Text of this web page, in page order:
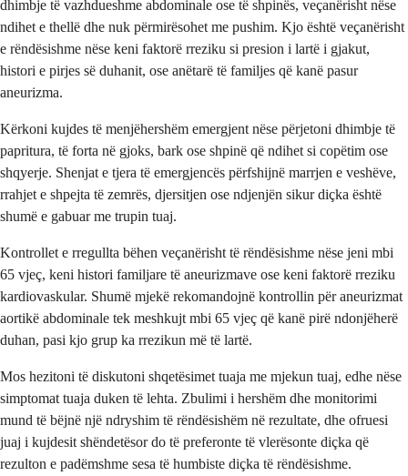
dhimbje të vazhdueshme abdominale ose të shpinës, veçanërisht nëse
ndihet e thellë dhe nuk përmirësohet me pushim. Kjo është veçanërisht
e rëndësishme nëse keni faktorë rreziku si presion i lartë i gjakut,
histori e pirjes së duhanit, ose anëtarë të familjes që kanë pasur
aneurizma.
Kërkoni kujdes të menjëhershëm emergjent nëse përjetoni dhimbje të
papritura, të forta në gjoks, bark ose shpinë që ndihet si copëtim ose
shqyerje. Shenjat e tjera të emergjencës përfshijnë marrjen e veshëve,
rrahjet e shpejta të zemrës, djersitjen ose ndjenjën sikur diçka është
shumë e gabuar me trupin tuaj.
Kontrollet e rregullta bëhen veçanërisht të rëndësishme nëse jeni mbi
65 vjeç, keni histori familjare të aneurizmave ose keni faktorë rreziku
kardiovaskular. Shumë mjekë rekomandojnë kontrollin për aneurizmat
aortikë abdominale tek meshkujt mbi 65 vjeç që kanë pirë ndonjëherë
duhan, pasi kjo grup ka rrezikun më të lartë.
Mos hezitoni të diskutoni shqetësimet tuaja me mjekun tuaj, edhe nëse
simptomat tuaja duken të lehta. Zbulimi i hershëm dhe monitorimi
mund të bëjnë një ndryshim të rëndësishëm në rezultate, dhe ofruesi
juaj i kujdesit shëndetësor do të preferonte të vlerësonte diçka që
rezulton e padëmshme sesa të humbiste diçka të rëndësishme.